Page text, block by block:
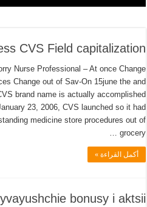
CVS Field capitalization
Nurse Professional – At once Change
Change out of Sav-On 15june the and
brand name is actually accomplished
23, 2006, CVS launched so it had
medicine store procedures out of
grocery …
أكمل القراءة »
bonusy i aktsii